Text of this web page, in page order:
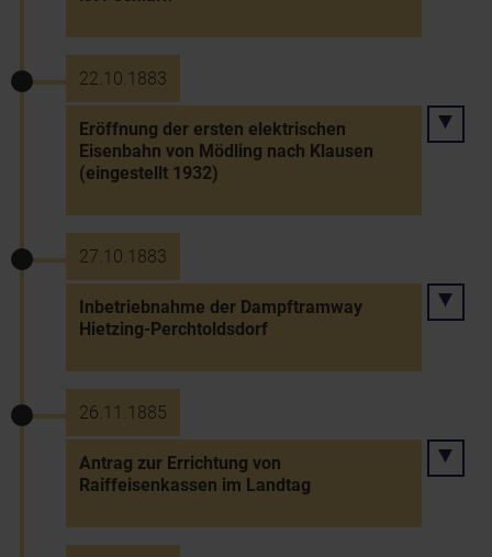
22.10.1883
Eröffnung der ersten elektrischen
Eisenbahn von Mödling nach Klausen
(eingestellt 1932)
27.10.1883
Inbetriebnahme der Dampftramway
Hietzing-Perchtoldsdorf
26.11.1885
Antrag zur Errichtung von
Raiffeisenkassen im Landtag